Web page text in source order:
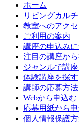
ホーム
リビングカル
教室へのアクセ
ご利用の案内
講座の申込み
注目の講座か
ジャンルで講
体験講座を探す
講師の応募方
Webから申込む
応募用紙から
個人情報保護